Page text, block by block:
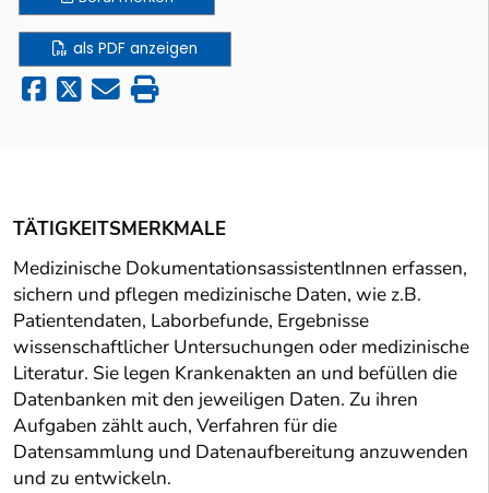
als PDF anzeigen
TÄTIGKEITSMERKMALE
Medizinische DokumentationsassistentInnen erfassen,
sichern und pflegen medizinische Daten, wie z.B.
Patientendaten, Laborbefunde, Ergebnisse
wissenschaftlicher Untersuchungen oder medizinische
Literatur. Sie legen Krankenakten an und befüllen die
Datenbanken mit den jeweiligen Daten. Zu ihren
Aufgaben zählt auch, Verfahren für die
Datensammlung und Datenaufbereitung anzuwenden
und zu entwickeln.